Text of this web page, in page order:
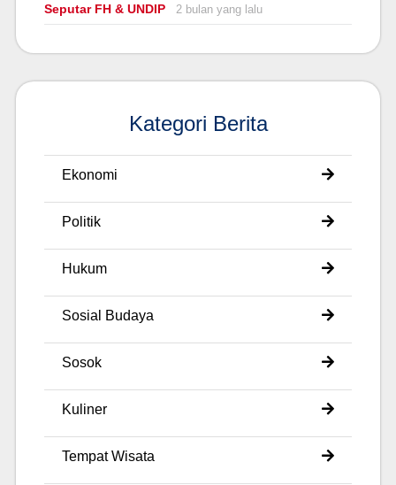
Seputar FH & UNDIP 2 bulan yang lalu
Kategori Berita
Ekonomi
Politik
Hukum
Sosial Budaya
Sosok
Kuliner
Tempat Wisata